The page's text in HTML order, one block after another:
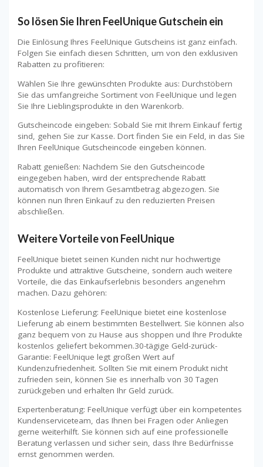
So lösen Sie Ihren FeelUnique Gutschein ein
Die Einlösung Ihres FeelUnique Gutscheins ist ganz einfach.
Folgen Sie einfach diesen Schritten, um von den exklusiven
Rabatten zu profitieren:
Wählen Sie Ihre gewünschten Produkte aus: Durchstöbern
Sie das umfangreiche Sortiment von FeelUnique und legen
Sie Ihre Lieblingsprodukte in den Warenkorb.
Gutscheincode eingeben: Sobald Sie mit Ihrem Einkauf fertig
sind, gehen Sie zur Kasse. Dort finden Sie ein Feld, in das Sie
Ihren FeelUnique Gutscheincode eingeben können.
Rabatt genießen: Nachdem Sie den Gutscheincode
eingegeben haben, wird der entsprechende Rabatt
automatisch von Ihrem Gesamtbetrag abgezogen. Sie
können nun Ihren Einkauf zu den reduzierten Preisen
abschließen.
Weitere Vorteile von FeelUnique
FeelUnique bietet seinen Kunden nicht nur hochwertige
Produkte und attraktive Gutscheine, sondern auch weitere
Vorteile, die das Einkaufserlebnis besonders angenehm
machen. Dazu gehören:
Kostenlose Lieferung: FeelUnique bietet eine kostenlose
Lieferung ab einem bestimmten Bestellwert. Sie können also
ganz bequem von zu Hause aus shoppen und Ihre Produkte
kostenlos geliefert bekommen.30-tägige Geld-zurück-
Garantie: FeelUnique legt großen Wert auf
Kundenzufriedenheit. Sollten Sie mit einem Produkt nicht
zufrieden sein, können Sie es innerhalb von 30 Tagen
zurückgeben und erhalten Ihr Geld zurück.
Expertenberatung: FeelUnique verfügt über ein kompetentes
Kundenserviceteam, das Ihnen bei Fragen oder Anliegen
gerne weiterhilft. Sie können sich auf eine professionelle
Beratung verlassen und sicher sein, dass Ihre Bedürfnisse
ernst genommen werden.